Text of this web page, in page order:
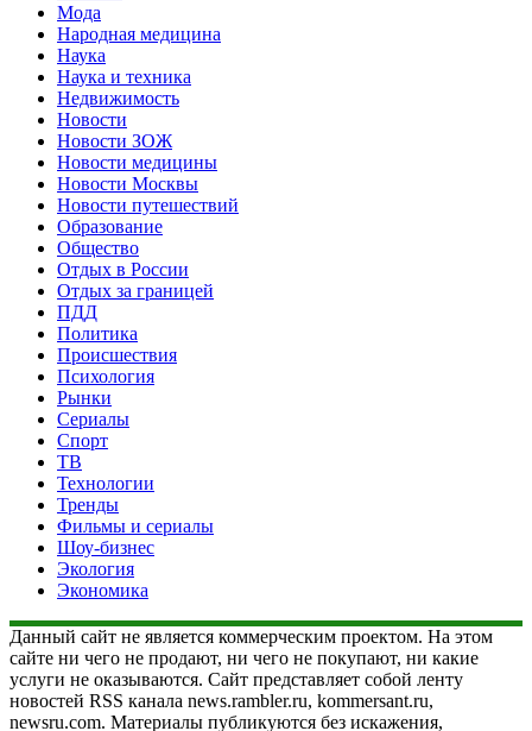
Мода
Народная медицина
Наука
Наука и техника
Недвижимость
Новости
Новости ЗОЖ
Новости медицины
Новости Москвы
Новости путешествий
Образование
Общество
Отдых в России
Отдых за границей
ПДД
Политика
Происшествия
Психология
Рынки
Сериалы
Спорт
ТВ
Технологии
Тренды
Фильмы и сериалы
Шоу-бизнес
Экология
Экономика
Данный сайт не является коммерческим проектом. На этом
сайте ни чего не продают, ни чего не покупают, ни какие
услуги не оказываются. Сайт представляет собой ленту
новостей RSS канала news.rambler.ru, kommersant.ru,
newsru.com. Материалы публикуются без искажения,